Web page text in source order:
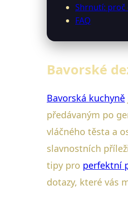
Shrnutí: proč
FAQ
Bavorské
Bavorská kuchyně
předávaným po
vláčného těsta a
slavnostních
tipy pro perfektní
dotazy, které vás